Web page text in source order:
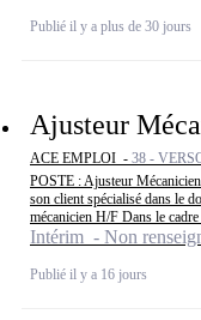
Publié il y a plus de 30 jours
Ajusteur
ACE EMPLOI - 38 -
POSTE : Ajusteur
son client spécialisé dans le
mécanicien H/F Dans le
Intérim - Non
Publié il y a 16 jours